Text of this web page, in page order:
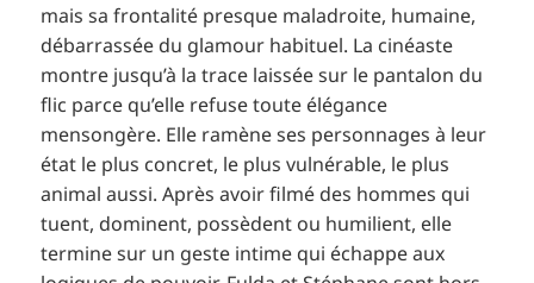
mais sa frontalité presque maladroite, humaine,
débarrassée du glamour habituel. La cinéaste
montre jusqu’à la trace laissée sur le pantalon du
flic parce qu’elle refuse toute élégance
mensongère. Elle ramène ses personnages à leur
état le plus concret, le plus vulnérable, le plus
animal aussi. Après avoir filmé des hommes qui
tuent, dominent, possèdent ou humilient, elle
termine sur un geste intime qui échappe aux